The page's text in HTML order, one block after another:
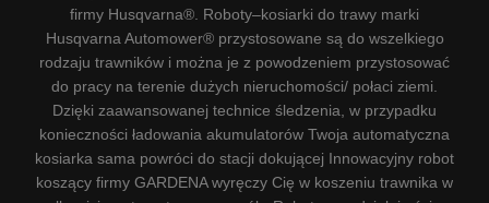
firmy Husqvarna®. Roboty–kosiarki do trawy marki
Husqvarna Automower® przystosowane są do wszelkiego
rodzaju trawników i można je z powodzeniem przystosować
do pracy na terenie dużych nieruchomości/ połaci ziemi.
Dzięki zaawansowanej technice śledzenia, w przypadku
konieczności ładowania akumulatorów Twoja automatyczna
kosiarka sama powróci do stacji dokującej Innowacyjny robot
koszący firmy GARDENA wyręczy Cię w koszeniu trawnika w